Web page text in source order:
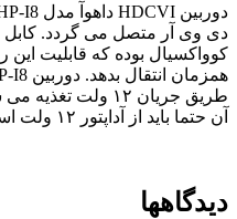
دی وی آر متصل می گردد. کابل
کوواکسیال بوده که قابلیت این
طریق جریان ۱۲
آن حتما باید از آداپتور ۱۲ ولت استفاده کنید.
دیدگاهها